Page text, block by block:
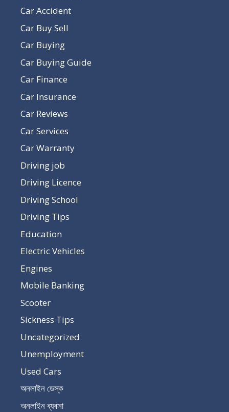
Car Accident
Car Buy Sell
Car Buying
Car Buying Guide
Car Finance
Car Insurance
Car Reviews
Car Services
Car Warranty
Driving job
Driving Licence
Driving School
Driving Tips
Education
Electric Vehicles
Engines
Mobile Banking
Scooter
Sickness Tips
Uncategorized
Unemployment
Used Cars
অনলাইন ডেস্ক
অনলাইন ব্যবসা